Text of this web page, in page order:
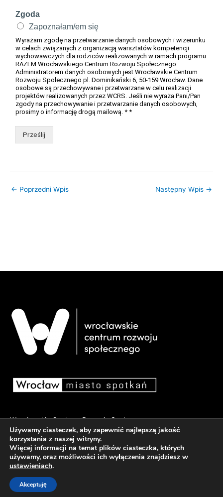
Zgoda
Zapoznałam/em się
Wyrażam zgodę na przetwarzanie danych osobowych i wizerunku
w celach związanych z organizacją warsztatów kompetencji
wychowawczych dla rodziców realizowanych w ramach programu
RAZEM Wrocławskiego Centrum Rozwoju Społecznego
Administratorem danych osobowych jest Wrocławskie Centrum
Rozwoju Społecznego pl. Dominikański 6, 50-159 Wrocław. Dane
osobowe są przechowywane i przetwarzane w celu realizacji
projektów realizowanych przez WCRS. Jeśli nie wyraża Pani/Pan
zgody na przechowywanie i przetwarzanie danych osobowych,
prosimy o informację drogą mailową. * *
Prześlij
← Poprzedni Wpis Następny Wpis →
Wrocławskie Centrum Rozwoju Społecznego
pl. Dominikański 6, 50-159 Wrocław
Deklaracja dostępności
Używamy ciasteczek, aby zapewnić najlepszą jakość
korzystania z naszej witryny.
Więcej informacji na temat plików ciasteczka, których
używamy, oraz możliwości ich wyłączenia znajdziesz w
ustawieniach.
Akceptuję